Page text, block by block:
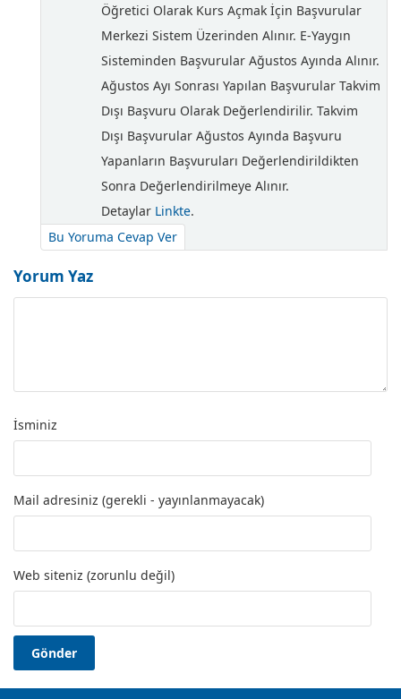
Öğretici Olarak Kurs Açmak İçin Başvurular
Merkezi Sistem Üzerinden Alınır. E-Yaygın
Sisteminden Başvurular Ağustos Ayında Alınır.
Ağustos Ayı Sonrası Yapılan Başvurular Takvim
Dışı Başvuru Olarak Değerlendirilir. Takvim
Dışı Başvurular Ağustos Ayında Başvuru
Yapanların Başvuruları Değerlendirildikten
Sonra Değerlendirilmeye Alınır.
Detaylar Linkte.
Bu Yoruma Cevap Ver
Yorum Yaz
İsminiz
Mail adresiniz (gerekli - yayınlanmayacak)
Web siteniz (zorunlu değil)